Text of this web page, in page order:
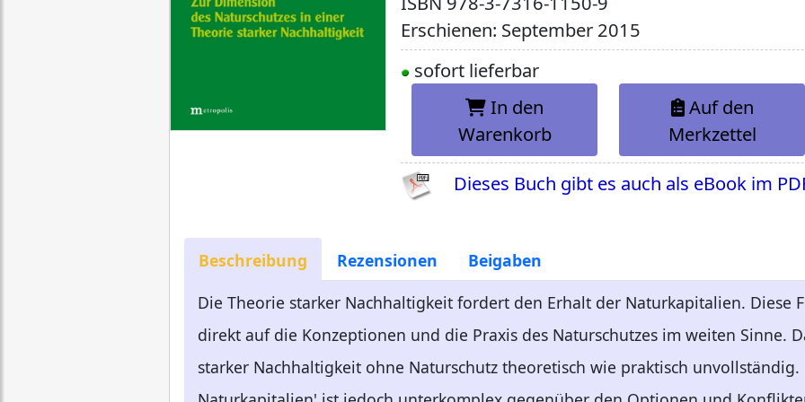
Erschienen: September 2015
sofort lieferbar
In den
Warenkorb
Auf den
Merkzettel
Dieses Buch gibt es auch als eBook im
Beschreibung Rezensionen
Beigaben
Die Theorie starker Nachhaltigkeit fordert den Erhalt der Naturkapitalien. Diese
direkt auf die Konzeptionen und die Praxis des Naturschutzes im weiten Sinne.
starker Nachhaltigkeit ohne Naturschutz theoretisch wie praktisch